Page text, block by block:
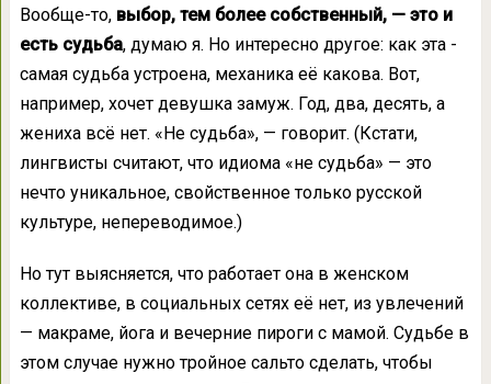
Вообще-то, выбор, тем более собственный, — это и
есть судьба, думаю я. Но интересно другое: как эта ­
самая судьба устроена, механика её какова. Вот,
например, хочет девушка замуж. Год, два, десять, а
жениха всё нет. «Не судьба», — говорит. (Кстати,
лингвисты считают, что идиома «не судьба» — это
нечто уникальное, свойственное только русской
культуре, непереводимое.)
Но тут выясняется, что работает она в женском
коллективе, в социальных сетях её нет, из увлечений
— макраме, йога и вечерние пироги с мамой. Судьбе в
этом случае нужно тройное сальто сделать, чтобы